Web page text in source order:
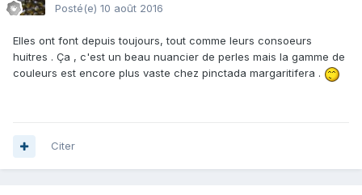
Posté(e) 10 août 2016
Elles ont font depuis toujours, tout comme leurs consoeurs
huitres . Ça , c'est un beau nuancier de perles mais la gamme de
couleurs est encore plus vaste chez pinctada margaritifera .
Citer